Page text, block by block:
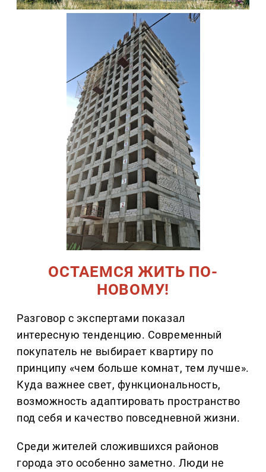
ОСТАЕМСЯ ЖИТЬ ПО-
НОВОМУ!
Разговор с экспертами показал
интересную тенденцию. Современный
покупатель не выбирает квартиру по
принципу «чем больше комнат, тем лучше».
Куда важнее свет, функциональность,
возможность адаптировать пространство
под себя и качество повседневной жизни.
Среди жителей сложившихся районов
города это особенно заметно. Люди не